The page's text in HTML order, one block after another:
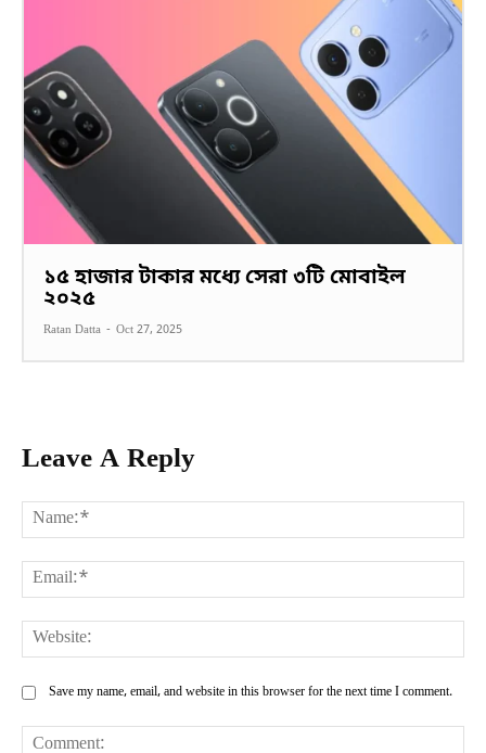
১৫ হাজার টাকার মধ্যে সেরা ৩টি মোবাইল
২০২৫
Ratan Datta - Oct 27, 2025
Leave A Reply
Save my name, email, and website in this browser for the next time I comment.